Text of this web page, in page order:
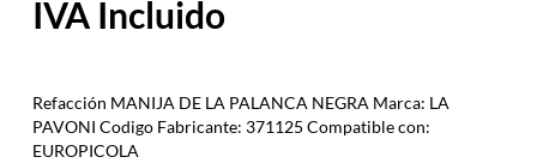
Refacción MANIJA DE LA PALANCA NEGRA Marca: LA
PAVONI Codigo Fabricante: 371125 Compatible con:
EUROPICOLA